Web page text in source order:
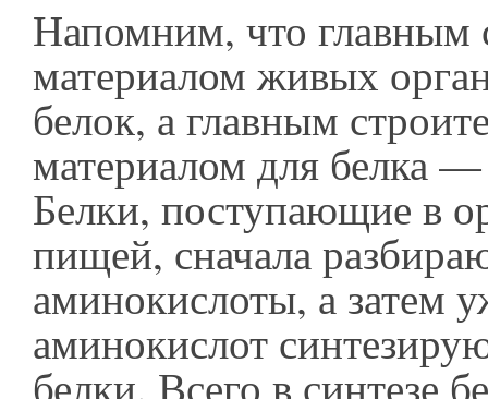
Напомним, что главным
материалом живых
белок, а главным
материалом для белка
Белки, поступающие в
пищей, сначала
аминокислоты, а затем
аминокислот
белки. Всего в синтезе